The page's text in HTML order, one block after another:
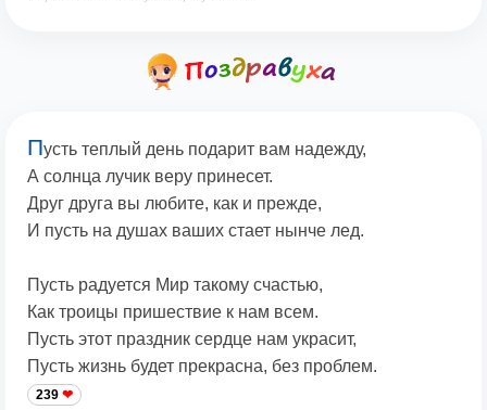
Пусть теплый день подарит вам надежду,
А солнца лучик веру принесет.
Друг друга вы любите, как и прежде,
И пусть на душах ваших стает нынче лед.
Пусть радуется Мир такому счастью,
Как троицы пришествие к нам всем.
Пусть этот праздник сердце нам украсит,
Пусть жизнь будет прекрасна, без проблем.
239